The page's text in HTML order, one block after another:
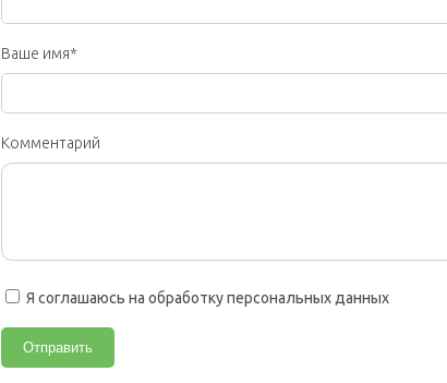
Ваше имя*
Комментарий
Я соглашаюсь на обработку персональных данных